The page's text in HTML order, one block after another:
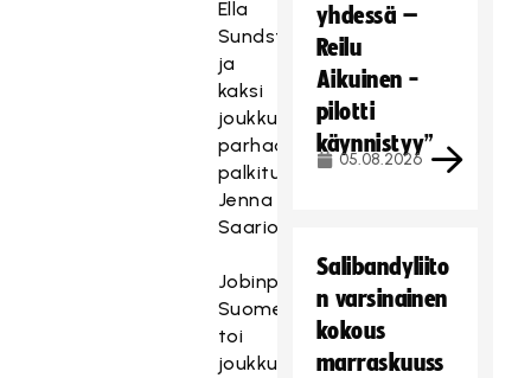
Ella
Sundströmille
ja
kaksi
joukkueemme
parhaana
palkitulle
Jenna
Saariolle.
Jobinpostia
Suomelle
toi
joukkueen
yhdessä –
Reilu
Aikuinen -
pilotti
käynnistyy”
05.08.2026
Salibandyliito
n varsinainen
kokous
marraskuuss